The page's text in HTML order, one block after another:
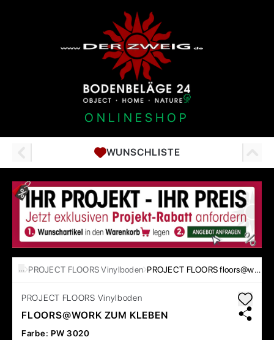
ONLINESHOP
WUNSCHLISTE
… PROJECT FLOORS Vinylboden PROJECT FLOORS floors@work
PROJECT FLOORS Vinylboden
FLOORS@WORK ZUM KLEBEN
Farbe: PW 3020